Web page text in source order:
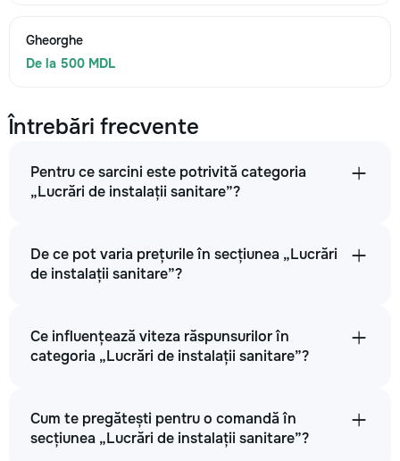
Gheorghe
De la 500 MDL
Întrebări frecvente
Pentru ce sarcini este potrivită categoria
„Lucrări de instalații sanitare”?
De ce pot varia prețurile în secțiunea „Lucrări
de instalații sanitare”?
Ce influențează viteza răspunsurilor în
categoria „Lucrări de instalații sanitare”?
Cum te pregătești pentru o comandă în
secțiunea „Lucrări de instalații sanitare”?